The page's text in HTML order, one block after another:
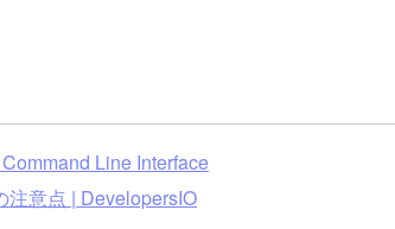
Line Interface
注意点 | DevelopersIO